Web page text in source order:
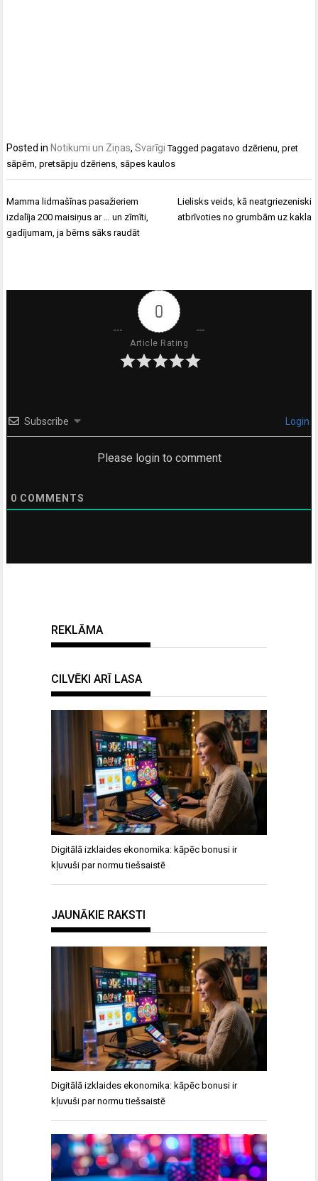
Posted in Notikumi un Ziņas,Svarīgi Taggedpagatavo dzērienu,pret
sāpēm,pretsāpju dzēriens, sāpes kaulos
Ziņu
izvēlne
Mamma lidmašīnas pasažieriem
izdalīja 200 maisiņus ar … un zīmīti,
gadījumam, ja bērns sāks raudāt
Lielisks veids, kā neatgriezeniski
atbrīvoties no grumbām uz kakla
0
Article Rating
Subscribe Login
Please login to comment
0 COMMENTS
REKLĀMA
CILVĒKI ARĪ LASA
Digitālā izklaides ekonomika: kāpēc bonusi ir
kļuvuši par normu tiešsaistē
JAUNĀKIE RAKSTI
Digitālā izklaides ekonomika: kāpēc bonusi ir
kļuvuši par normu tiešsaistē